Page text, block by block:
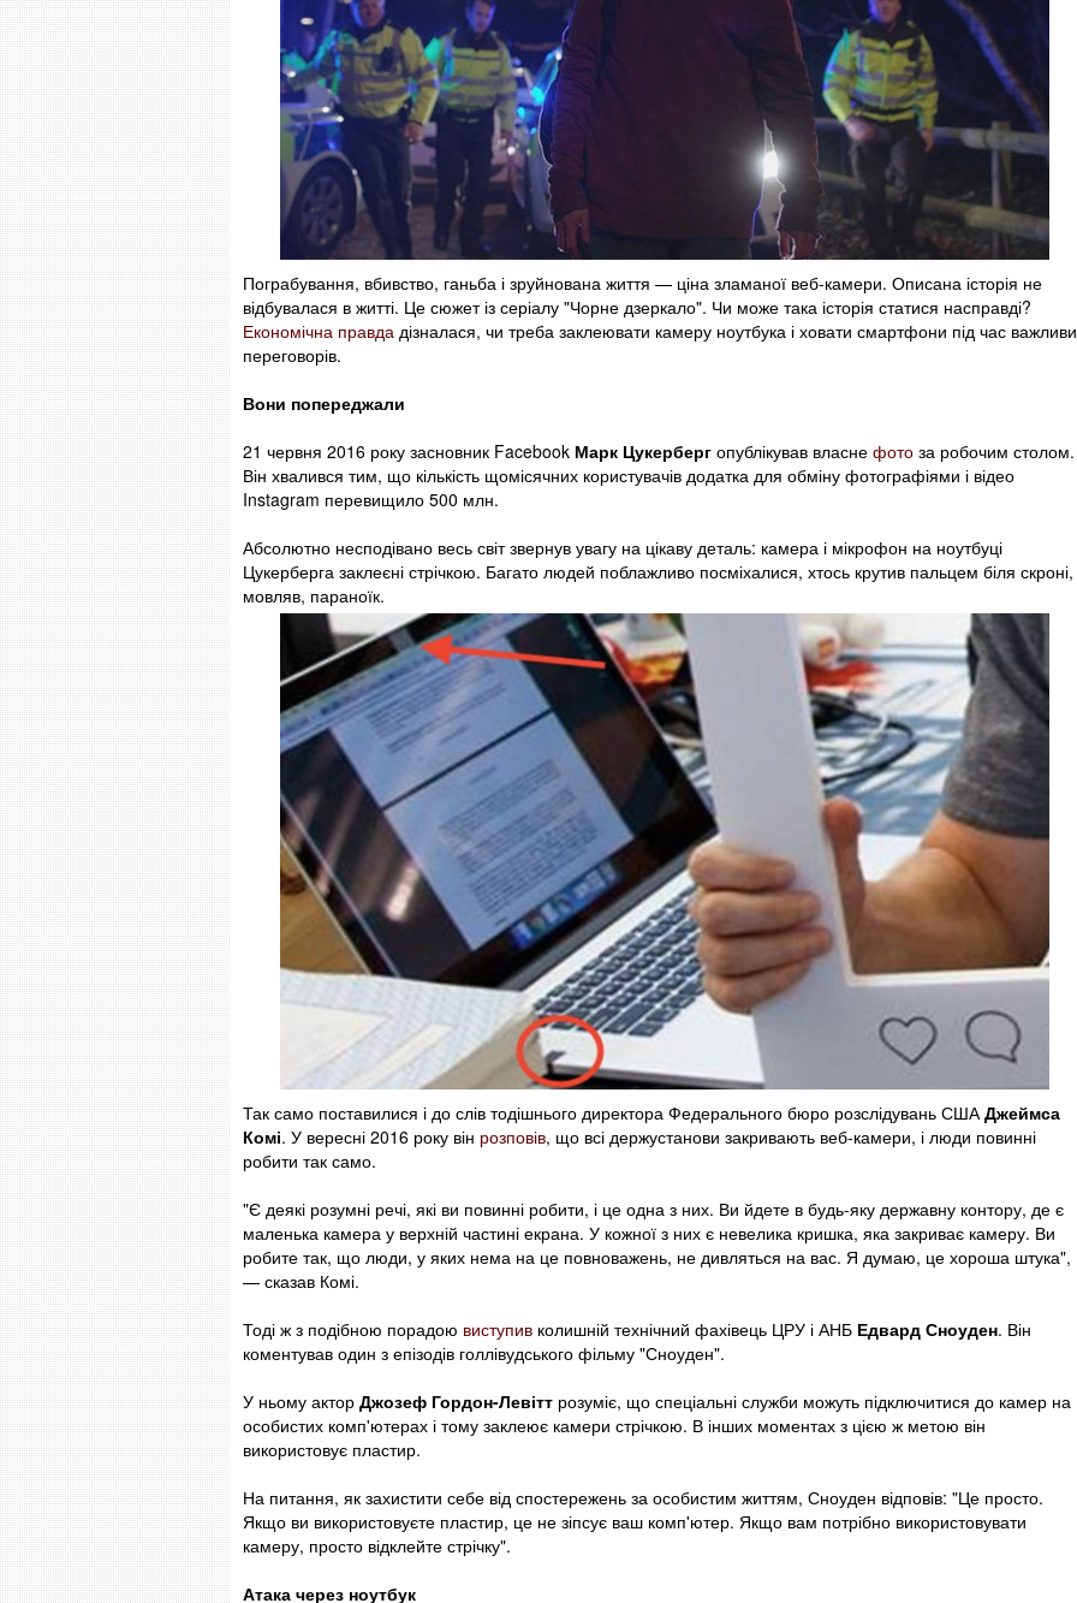
Пограбування, вбивство, ганьба і зруйнована життя — ціна зламаної веб-камери. Описана історія не
відбувалася в житті. Це сюжет із серіалу "Чорне дзеркало". Чи може така історія статися насправді?
Економічна правда дізналася, чи треба заклеювати камеру ноутбука і ховати смартфони під час
переговорів.
Вони попереджали
21 червня 2016 року засновник Facebook Марк Цукерберг опублікував власне фото за робочим столом.
Він хвалився тим, що кількість щомісячних користувачів додатка для обміну фотографіями і відео
Instagram перевищило 500 млн.
Абсолютно несподівано весь світ звернув увагу на цікаву деталь: камера і мікрофон на ноутбуці
Цукерберга заклеєні стрічкою. Багато людей поблажливо посміхалися, хтось крутив пальцем біля скроні,
мовляв, параноїк.
Так само поставилися і до слів тодішнього директора Федерального бюро розслідувань СШАДжеймса
Комі. У вересні 2016 року він розповів, що всі держустанови закривають веб-камери, і люди повинні
робити так само.
"Є деякі розумні речі, які ви повинні робити, і це одна з них. Ви йдете в будь-яку державну контору, де є
маленька камера у верхній частині екрана. У кожної з них є невелика кришка, яка закриває камеру. Ви
робите так, що люди, у яких нема на це повноважень, не дивляться на вас. Я думаю, це хороша штука",
— сказав Комі.
Тоді ж з подібною порадою виступив колишній технічний фахівець ЦРУ і АНБ Едвард Сноуден. Він
коментував один з епізодів голлівудського фільму "Сноуден".
У ньому актор Джозеф Гордон-Левітт розуміє, що спеціальні служби можуть підключитися до камер на
особистих комп'ютерах і тому заклеює камери стрічкою. В інших моментах з цією ж метою він
використовує пластир.
На питання, як захистити себе від спостережень за особистим життям, Сноуден відповів: "Це просто.
Якщо ви використовуєте пластир, це не зіпсує ваш комп'ютер. Якщо вам потрібно використовувати
камеру, просто відклейте стрічку".
Атака через ноутбук